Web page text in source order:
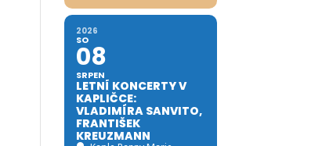
2026
SO
08
SRPEN
LETNÍ KONCERTY V
KAPLIČCE:
VLADIMÍRA SANVITO,
FRANTIŠEK
KREUZMANN